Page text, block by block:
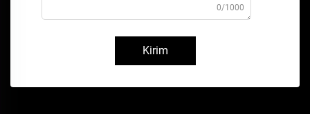
0/1000
Kirim